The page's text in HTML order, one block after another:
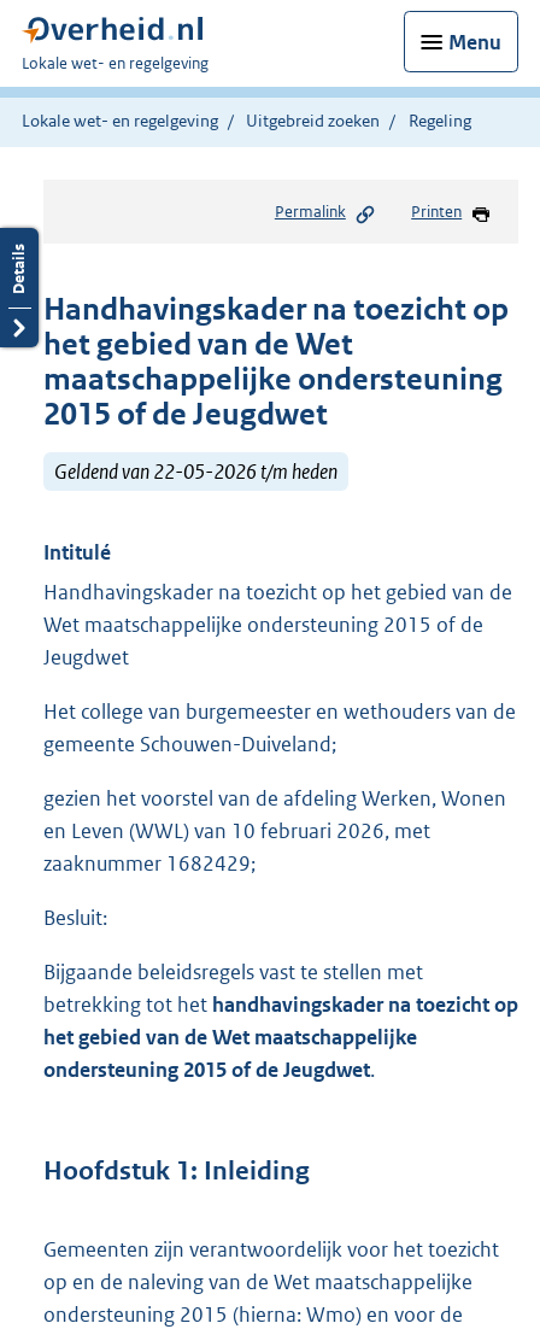
Menu
U
bent
hier:
Lokale wet- en regelgeving
Lokale wet- en regelgeving Uitgebreid zoeken Regeling
Permalink Printen
Handhavingskader na toezicht op
het gebied van de Wet
maatschappelijke ondersteuning
2015 of de Jeugdwet
Geldend van 22-05-2026 t/m heden
Intitulé
Handhavingskader na toezicht op het gebied van de
Wet maatschappelijke ondersteuning 2015 of de
Jeugdwet
Het college van burgemeester en wethouders van de
gemeente Schouwen-Duiveland;
gezien het voorstel van de afdeling Werken, Wonen
en Leven (WWL) van 10 februari 2026, met
zaaknummer 1682429;
Besluit:
Bijgaande beleidsregels vast te stellen met
betrekking tot het handhavingskader na toezicht op
het gebied van de Wet maatschappelijke
ondersteuning 2015 of de Jeugdwet.
Hoofdstuk 1: Inleiding
Gemeenten zijn verantwoordelijk voor het toezicht
op en de naleving van de Wet maatschappelijke
ondersteuning 2015 (hierna: Wmo) en voor de